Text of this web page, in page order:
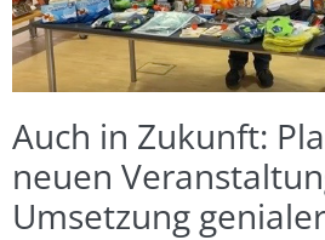
Auch in Zukunft:
neuen
Umsetzung